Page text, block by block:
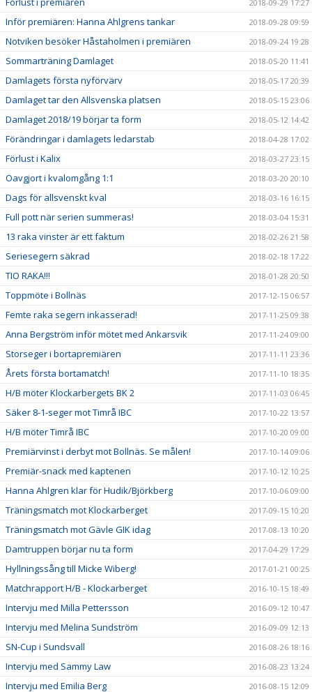
2018-09-29 17:27
Inför premiären: Hanna Ahlgrens tankar 2018-09-28 09:59
Notviken besöker Håstaholmen i premiären 2018-09-24 19:28
Sommarträning Damlaget 2018-05-20 11:41
Damlagets första nyförvärv 2018-05-17 20:39
Damlaget tar den Allsvenska platsen 2018-05-15 23:06
Damlaget 2018/19 börjar ta form 2018-05-12 14:42
Förändringar i damlagets ledarstab 2018-04-28 17:02
Förlust i Kalix 2018-03-27 23:15
Oavgjort i kvalomgång 1:1 2018-03-20 20:10
Dags för allsvenskt kval 2018-03-16 16:15
Full pott när serien summeras! 2018-03-04 15:31
13 raka vinster är ett faktum 2018-02-26 21:58
Seriesegern säkrad 2018-02-18 17:22
TIO RAKA!!! 2018-01-28 20:50
Toppmöte i Bollnäs 2017-12-15 06:57
Femte raka segern inkasserad! 2017-11-25 09:38
Anna Bergström inför mötet med Ankarsvik 2017-11-24 09:00
Storseger i bortapremiären 2017-11-11 23:36
Årets första bortamatch! 2017-11-10 18:35
H/B möter Klockarbergets BK 2 2017-11-03 06:45
Säker 8-1-seger mot Timrå IBC 2017-10-22 13:57
H/B möter Timrå IBC 2017-10-20 09:00
Premiärvinst i derbyt mot Bollnäs. Se målen! 2017-10-14 09:06
Premiär-snack med kaptenen 2017-10-12 10:25
Hanna Ahlgren klar för Hudik/Björkberg 2017-10-06 09:00
Träningsmatch mot Klockarberget 2017-09-15 10:20
Träningsmatch mot Gävle GIK idag 2017-08-13 10:20
Damtruppen börjar nu ta form 2017-04-29 17:29
Hyllningssång till Micke Wiberg! 2017-01-21 00:25
Matchrapport H/B - Klockarberget 2016-10-15 18:49
Intervju med Milla Pettersson 2016-09-12 10:47
Intervju med Melina Sundström 2016-09-09 12:13
SN-Cup i Sundsvall 2016-08-26 18:16
Intervju med Sammy Law 2016-08-23 13:24
Intervju med Emilia Berg 2016-08-15 12:09